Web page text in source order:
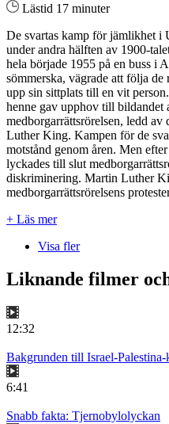
Lästid 17 minuter
De svartas kamp för jämlikhet i
under andra hälften av 1900-
hela började 1955 på en buss i
sömmerska, vägrade att följa de
upp sin sittplats till en vit
henne gav upphov till bildandet
medborgarrättsrörelsen, ledd
Luther King. Kampen för de
motstånd genom åren. Men
lyckades till slut
diskriminering. Martin Luther
medborgarrättsrörelsens
+ Läs mer
Visa fler
Liknande filmer
12:32
Bakgrunden till Israel-
6:41
Snabb fakta: Tjernobylolyckan